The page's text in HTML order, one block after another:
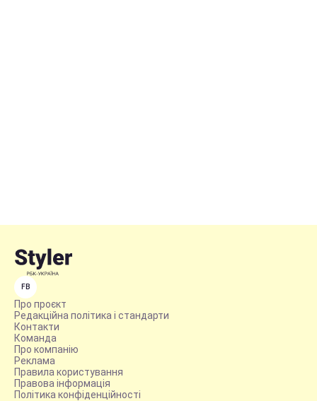
FB
Про проєкт
Редакційна політика і стандарти
Контакти
Команда
Про компанію
Реклама
Правила користування
Правова інформація
Політика конфіденційності